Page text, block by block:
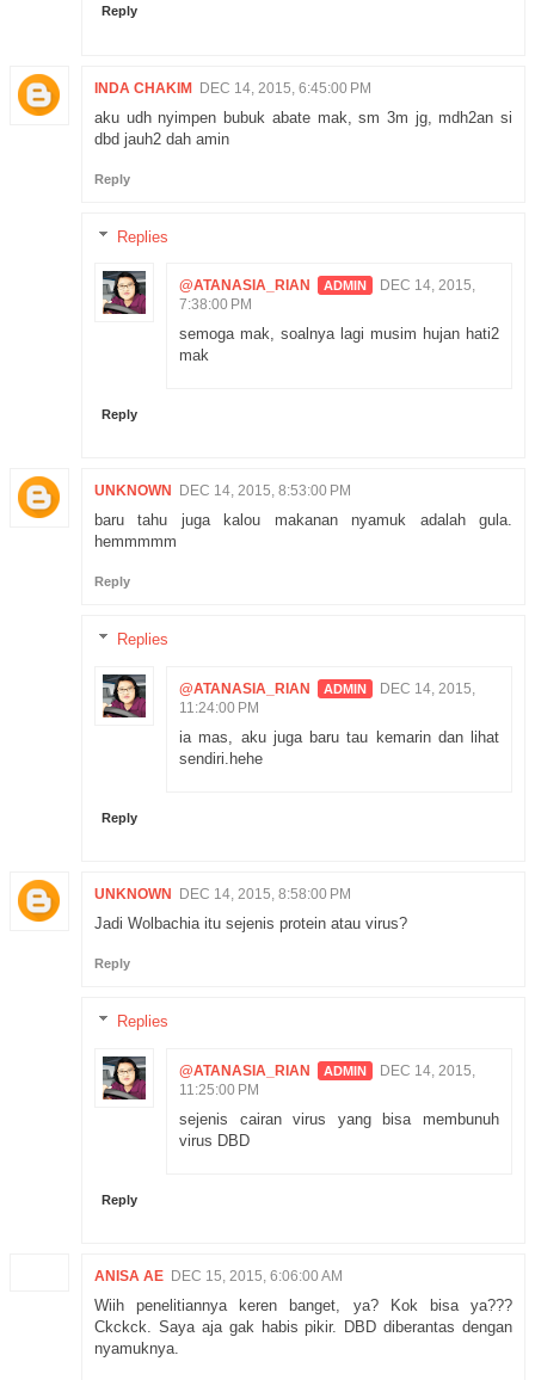
Reply
INDA CHAKIM DEC 14, 2015, 6:45:00 PM
aku udh nyimpen bubuk abate mak, sm 3m jg, mdh2an si
dbd jauh2 dah amin
Reply
Replies
@ATANASIA_RIAN
DEC 14, 2015,
7:38:00 PM
semoga mak, soalnya lagi musim hujan hati2
mak
Reply
UNKNOWN DEC 14, 2015, 8:53:00 PM
baru tahu juga kalou makanan nyamuk adalah gula.
hemmmmm
Reply
Replies
@ATANASIA_RIAN
DEC 14, 2015,
11:24:00 PM
ia mas, aku juga baru tau kemarin dan lihat
sendiri.hehe
Reply
UNKNOWN DEC 14, 2015, 8:58:00 PM
Jadi Wolbachia itu sejenis protein atau virus?
Reply
Replies
@ATANASIA_RIAN
DEC 14, 2015,
11:25:00 PM
sejenis cairan virus yang bisa membunuh
virus DBD
Reply
ANISA AE DEC 15, 2015, 6:06:00 AM
Wiih penelitiannya keren banget, ya? Kok bisa ya???
Ckckck. Saya aja gak habis pikir. DBD diberantas dengan
nyamuknya.